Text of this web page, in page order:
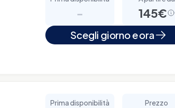
- 145€
Scegli giorno e ora
Prima disponibilità Prezzo